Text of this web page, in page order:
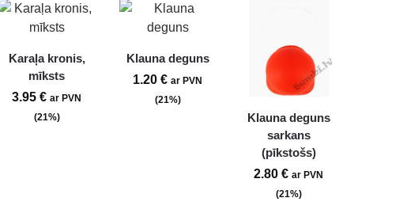
Karaļa kronis,
mīksts
3.95€ ar PVN
(21%)
Klauna deguns
1.20€ ar PVN
(21%)
Klauna deguns
sarkans
(pīkstošs)
2.80€ ar PVN
(21%)